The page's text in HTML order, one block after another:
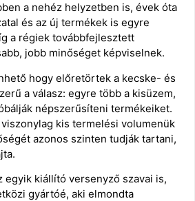
a nehéz helyzetben is, évek óta
és az új termékek is egyre
a régiek továbbfejlesztett
jobb minőséget képviselnek.
hogy előretörtek a kecske- és
a válasz: egyre több a kisüzem,
népszerűsíteni termékeiket.
kis termelési volumenük
azonos szinten tudják tartani,
egyik kiállító versenyző szavai is,
gyártóé, aki elmondta